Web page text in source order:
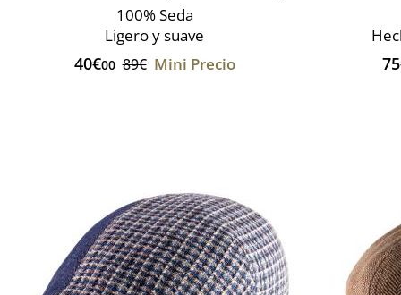
100% Seda
Ligero y suave
40€00 89€ Mini Precio